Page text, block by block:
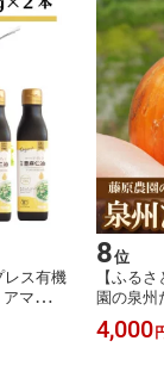
レス有機
マニ油
保持に
【154
8位
【ふる
園の泉
菜 サイ
4,000